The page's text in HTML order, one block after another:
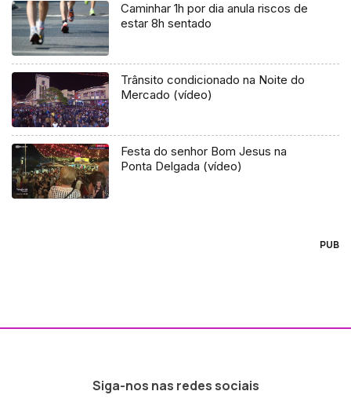
Caminhar 1h por dia anula riscos de
estar 8h sentado
Trânsito condicionado na Noite do
Mercado (vídeo)
Festa do senhor Bom Jesus na
Ponta Delgada (vídeo)
PUB
Siga-nos nas redes sociais